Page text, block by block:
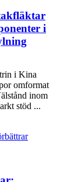
i
i Kina
omformat
inom
stöd ...